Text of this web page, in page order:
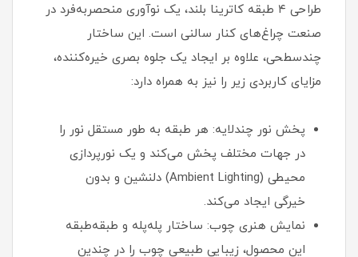
طراحی ۴ طبقه کاترینا بلند، یک نوآوری منحصربه‌فرد در
صنعت چراغ‌های کنار سالنی است. این ساختار
چندسطحی، علاوه بر ایجاد یک جلوه بصری خیره‌کننده،
مزایای کاربردی زیر را نیز به همراه دارد:
پخش نور چندلایه: هر طبقه به طور مستقل نور را
در جهات مختلف پخش می‌کند و یک نورپردازی
محیطی (Ambient Lighting) دلنشین و بدون
خیرگی ایجاد می‌کند.
نمایش هنری چوب: ساختار پله‌پله و طبقه‌طبقه
این محصول، زیبایی طبیعی چوب را در چندین